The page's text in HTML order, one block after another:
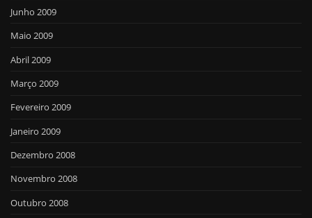
Junho 2009
Maio 2009
Abril 2009
Março 2009
Fevereiro 2009
Janeiro 2009
Dezembro 2008
Novembro 2008
Outubro 2008